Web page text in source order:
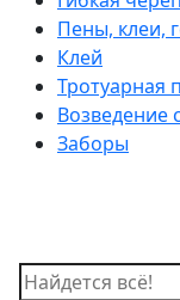
Пены, клеи,
Клей
Тротуарная
Возведение
Заборы